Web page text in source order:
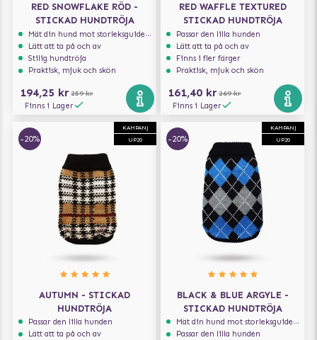
RED SNOWFLAKE RÖD -
STICKAD HUNDTRÖJA
Mät din hund mot storleksguiden för att få rätt storlek
Lätt att ta på och av
Stilig hundtröja
Praktisk, mjuk och skön
194,25 kr 259 kr
Finns i Lager
RED WAFFLE TEXTURED
STICKAD HUNDTRÖJA
Passar den lilla hunden
Lätt att ta på och av
Finns i fler färger
Praktisk, mjuk och skön
161,40 kr 269 kr
Finns i Lager
KAMPANJ
UP20
-20%
AUTUMN - STICKAD
HUNDTRÖJA
Passar den lilla hunden
Lätt att ta på och av
KAMPANJ
UP20
-20%
BLACK & BLUE ARGYLE -
STICKAD HUNDTRÖJA
Mät din hund mot storleksguiden för att få rätt storlek
Passar den lilla hunden